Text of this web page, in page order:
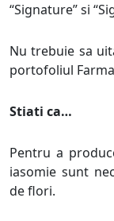
“Signature” si
Nu trebuie sa
portofoliul
Stiati ca…
Pentru a
iasomie sunt
de flori.